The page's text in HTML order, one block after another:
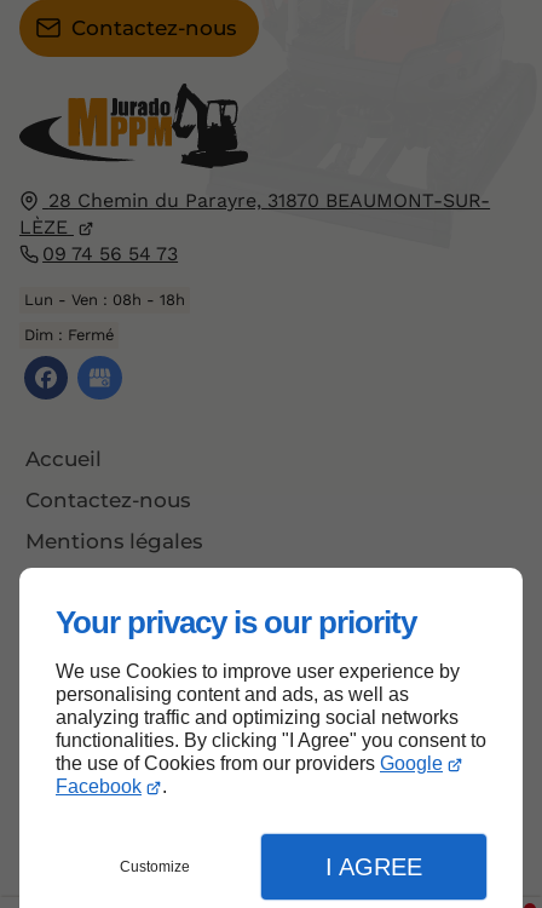
Your privacy is our priority
We use Cookies to improve user experience by
personalising content and ads, as well as
analyzing traffic and optimizing social networks
functionalities. By clicking "I Agree" you consent to
the use of Cookies from our providers Google
Facebook
.
Customize I AGREE
28 Chemin du Parayre, 31870 BEAUMONT-SUR-
LÈZE
09 74 56 54 73
Lun - Ven : 08h - 18h
Dim : Fermé
Accueil
Contactez-nous
Mentions légales
Contactez-nous
Haut de page